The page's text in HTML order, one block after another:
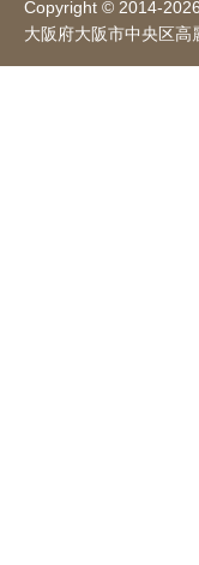
Copyright © 2014-2026
大阪府大阪市中央区